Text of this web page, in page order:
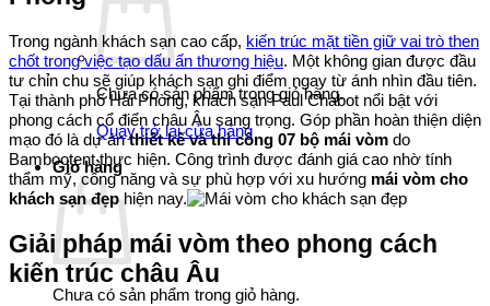
Chưa có sản phẩm trong giỏ hàng.
Quay trở lại cửa hàng
Giỏ hàng
Chưa có sản phẩm trong giỏ hàng.
Trong ngành khách sạn cao cấp, kiến trúc mặt tiền giữ vai trò then
chốt trong việc tạo dấu ấn thương hiệu. Một không gian được đầu
tư chỉn chu sẽ giúp khách sạn ghi điểm ngay từ ánh nhìn đầu tiên.
Tại thành phố Hải Phòng, khách sạn Paul Chabot nổi bật với
phong cách cổ điển châu Âu sang trọng. Góp phần hoàn thiện diện
mạo đó là dự ánthiết kế và thi công 07 bộ mái vòm do
Bambootent thực hiện. Công trình được đánh giá cao nhờ tính
thẩm mỹ, công năng và sự phù hợp với xu hướng mái vòm cho
khách sạn đẹphiện nay.
Giải pháp mái vòm theo phong cách
kiến trúc châu Âu